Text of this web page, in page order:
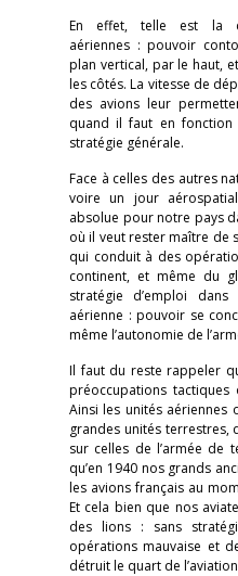
En effet, telle est la
aériennes : pouvoir
plan vertical, par le haut,
les côtés. La vitesse de
des avions leur
quand il faut en
stratégie générale.
Face à celles des autres
voire un jour
absolue pour notre pays
où il veut rester maître de
qui conduit à des
continent, et même du
stratégie d’emploi
aérienne : pouvoir se
même l’autonomie de
Il faut du reste rappeler
préoccupations
Ainsi les unités aériennes
grandes unités terrestres,
sur celles de l’armée de
qu’en 1940 nos grands
les avions français au
Et cela bien que nos
des lions : sans
opérations mauvaise et
détruit le quart de